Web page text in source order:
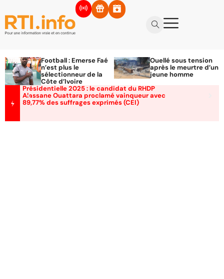
Football : Emerse Faé
n’est plus le
sélectionneur de la
Côte d’Ivoire
Ouellé sous tension
après le meurtre d’un
jeune homme
Présidentielle 2025 : le candidat du RHDP
Alassane Ouattara proclamé vainqueur avec
89,77% des suffrages exprimés (CEI)